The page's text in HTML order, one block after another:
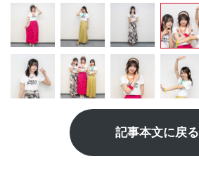
記事本文に戻る